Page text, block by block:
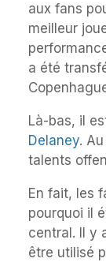
aux fans
meilleur
a été
Là-bas, il
Delaney.
talents
En fait, les
pourquoi il
central. Il y
être utilisé